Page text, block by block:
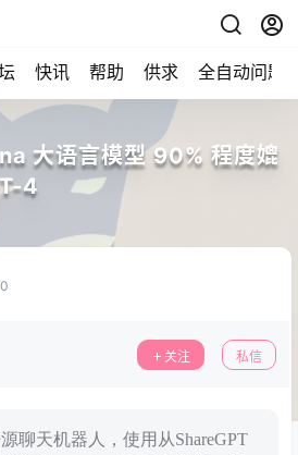
快讯 帮助 供求 全自动问题
大语言模型 90% 程度媲
4
0
关注 私信
聊天机器人，使用从ShareGPT